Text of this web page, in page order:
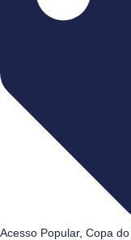
Acesso Popular, Copa